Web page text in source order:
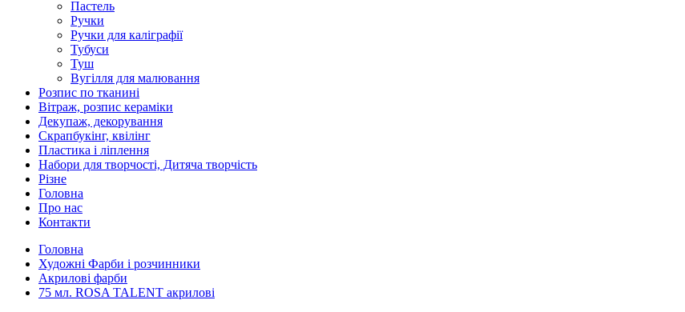
Пастель
Ручки
Ручки для каліграфії
Тубуси
Туш
Вугілля для малювання
Розпис по тканині
Вітраж, розпис кераміки
Декупаж, декорування
Скрапбукінг, квілінг
Пластика і ліплення
Набори для творчості, Дитяча творчість
Різне
Головна
Про нас
Контакти
Головна
Художні Фарби і розчинники
Акрилові фарби
75 мл. ROSA TALENT акрилові